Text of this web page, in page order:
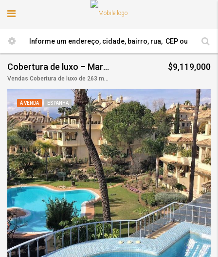
Cobertura de luxo – Marbella
Vendas Cobertura de luxo de 263 m2, Avenida del Prado, 18, Marbella, Andaluzia
$9,119,000
À VENDA ESPANHA